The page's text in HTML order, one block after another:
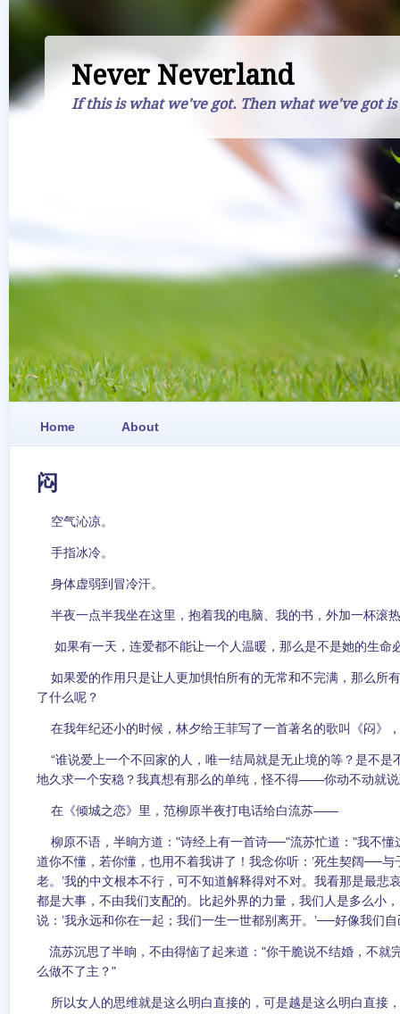
Never Neverland
If this is what we've got. Then what we've got is
Home About
闷
空气沁凉。
手指冰冷。
身体虚弱到冒冷汗。
半夜一点半我坐在这里，抱着我的电脑、我的书，外加一杯滚
如果有一天，连爱都不能让一个人温暖，那么是不是她的生命
如果爱的作用只是让人更加惧怕所有的无常和不完满，那么所
了什么呢？
在我年纪还小的时候，林夕给王菲写了一首著名的歌叫《闷》
“谁说爱上一个不回家的人，唯一结局就是无止境的等？是不是
地久求一个安稳？我真想有那么的单纯，怪不得——你动不动就
在《倾城之恋》里，范柳原半夜打电话给白流苏——
柳原不语，半晌方道："诗经上有一首诗──"流苏忙道："我不懂
道你不懂，若你懂，也用不着我讲了！我念你听：’死生契阔──
老。’我的中文根本不行，可不知道解释得对不对。我看那是最悲
都是大事，不由我们支配的。比起外界的力量，我们人是多么小
说：’我永远和你在一起；我们一生一世都别离开。’──好像我们
流苏沉思了半晌，不由得恼了起来道："你干脆说不结婚，不就
么做不了主？"
所以女人的思维就是这么明白直接的，可是越是这么明白直接